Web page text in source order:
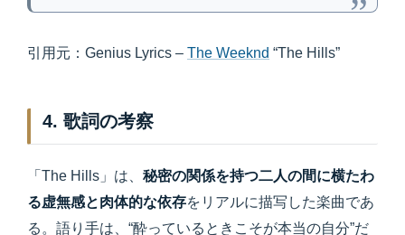
引用元：Genius Lyrics – The Weeknd “The Hills”
4. 歌詞の考察
「The Hills」は、 秘密の関係を持つ二人の間に横たわ
る虚無感と肉体的な依存をリアルに描写した楽曲であ
る。語り手は、“酔っているときこそが本当の自分”だ